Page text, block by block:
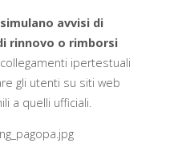
simulano avvisi di
rinnovo o rimborsi
ipertestuali
gli utenti su siti web
a quelli ufficiali.